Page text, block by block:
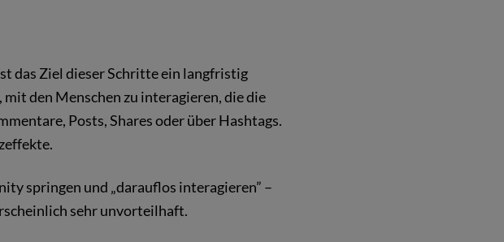
das Ziel dieser Schritte ein langfristig
den Menschen zu interagieren, die die
Posts, Shares oder über Hashtags.
springen und „darauflos interagieren” –
sehr unvorteilhaft.